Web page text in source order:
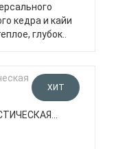
кедра и кайи
глубок..
ХИТ